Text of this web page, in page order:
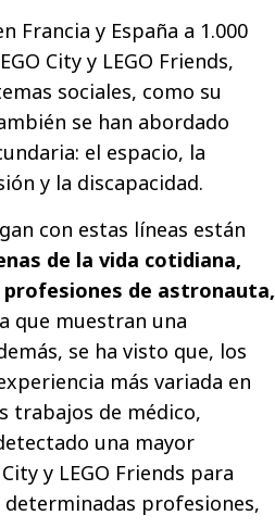
Francia y España a 1.000
City y LEGO Friends,
sociales, como su
se han abordado
el espacio, la
y la discapacidad.
con estas líneas están
de la vida cotidiana,
de astronauta,
que muestran una
se ha visto que, los
más variada en
trabajos de médico,
una mayor
y LEGO Friends para
profesiones,